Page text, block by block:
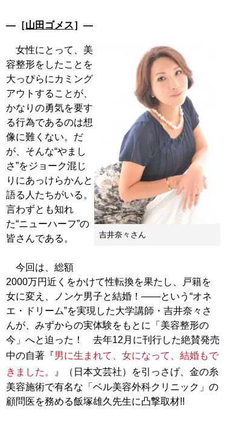
―［山田ゴメス］―
吉井奈々さん
女性にとって、美
容整形をしたことを
大っぴらにカミング
アウトすることが、
かなりの勇気を要す
る行為であるのは想
像に難くない。だ
が、そんな“やまし
さ”をジョーク混じ
りにあっけらかんと
語る人たちがいる。
言わずとも知れ
た“ニューハーフ”の
皆さんである。
今回は、総額
2000万円近くをかけて性転換を果たし、戸籍を
女に変え、ノンケ男子と結婚！――という“オネ
エ・ドリーム”を実現した大学講師・吉井奈々さ
んが、みずからの実体験をもとに「美容整形の
今」へと迫った！ 去年12月に刊行した絶賛発売
中の自著『男に生まれて、女になって、結婚もで
きました。
』（日本文芸社）を引っさげ、金の糸
美容施術で有名な「ベル美容外科クリニック」の
顧問医を務める飯塚雄久先生に凸撃取材!!